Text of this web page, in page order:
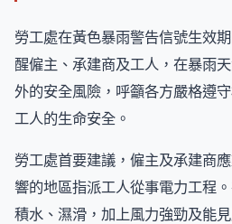
勞工處在黃色暴雨警告信號生效
醒僱主、承建商及工人，在暴雨
外的安全風險，呼籲各方嚴格遵
工人的生命安全。
勞工處首要建議，僱主及承建商
響的地區指派工人從事電力工程
積水、濕滑，加上風力強勁及能